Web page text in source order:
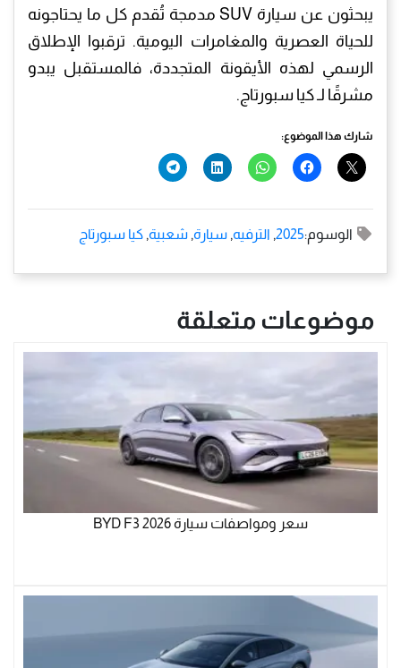
يبحثون عن سيارة SUV مدمجة تُقدم كل ما يحتاجونه
للحياة العصرية والمغامرات اليومية. ترقبوا الإطلاق
الرسمي لهذه الأيقونة المتجددة، فالمستقبل يبدو
مشرقًا لـ كيا سبورتاج.
شارك هذا الموضوع:
الوسوم:2025
, الترفيه, سيارة, شعبية, كيا سبورتاج
موضوعات متعلقة
سعر ومواصفات سيارة BYD F3 2026